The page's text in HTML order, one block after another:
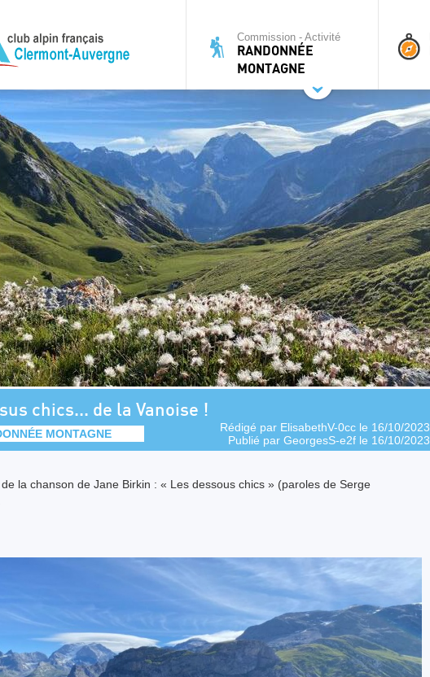
Commission - Activité
RANDONNÉE
MONTAGNE
chics... de la Vanoise !
MONTAGNE Rédigé par ElisabethV-0cc le 16/10/2023
Publié par GeorgesS-e2f le 16/10/2023
la chanson de Jane Birkin : « Les dessous chics » (paroles de Serge